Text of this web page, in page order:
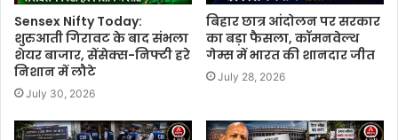
Sensex Nifty Today:
शुरुआती गिरावट के बाद संभला
शेयर बाजार, सेंसेक्स-निफ्टी हरे
निशान में लौटे
July 30, 2026
बिहार छात्र आंदोलन पर सरकार
का बड़ा फैसला, कॉमनवेल्थ
गेम्स में भारत की शानदार जीत
July 28, 2026